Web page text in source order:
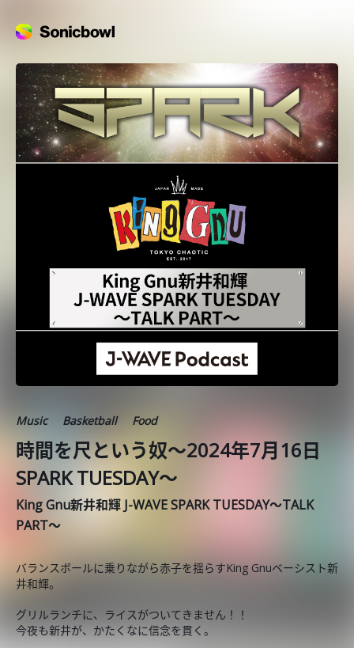
Music Basketball Food
時間を尺という奴～2024年7月16日
SPARK TUESDAY～
King Gnu新井和輝 J-WAVE SPARK TUESDAY～TALK
PART～
バランスボールに乗りながら赤子を揺らすKing Gnuベーシスト新
井和輝。
グリルランチに、ライスがついてきません！！
今夜も新井が、かたくなに信念を貫く。